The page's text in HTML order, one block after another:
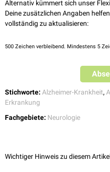
Im weiteren Verlauf sind
Exekutivfunktionmöglich.[2]
verkannte Demenzerkrankung
Augenheilkunde, 2011
Alternativ kümmert sich unser
Deine zusätzlichen Angaben
vollständig zu aktualisieren:
500 Zeichen verbleibend. Mindestens 5
Stichworte: Alzheimer-Krankheit,
Erkrankung
Fachgebiete: Neurologie
Wichtiger Hinweis zu diesem